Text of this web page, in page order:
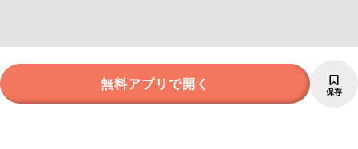
無料アプリで開く 保存